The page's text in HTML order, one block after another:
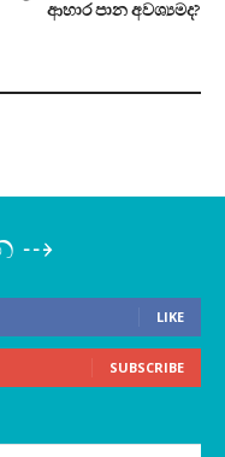
ආහාර පාන අවශ්‍යමද?
⇢
LIKE
SUBSCRIBE